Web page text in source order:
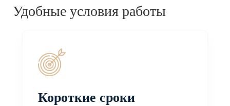
Удобные условия работы
Короткие сроки